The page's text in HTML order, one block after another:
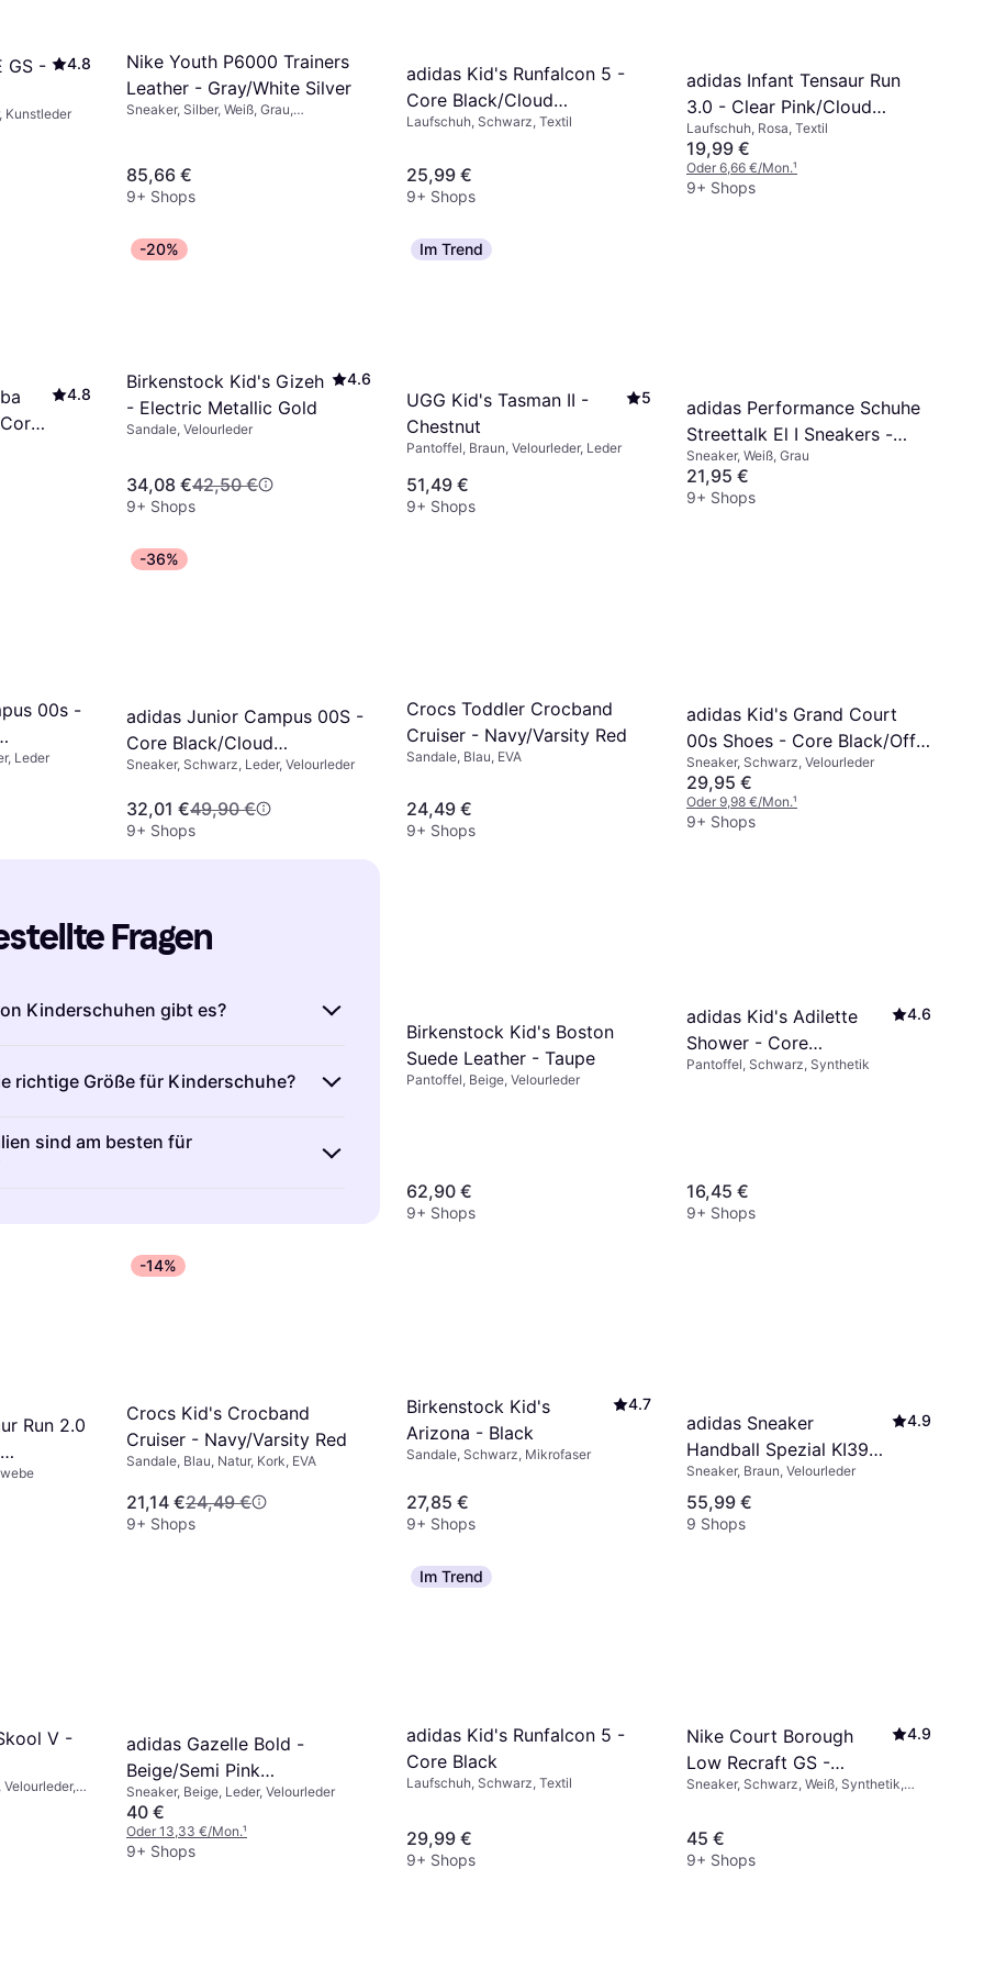
GS -
4.8
Kunstleder
Nike Youth P6000 Trainers
Leather - Gray/White Silver
Sneaker, Silber, Weiß, Grau,
85,66 €
9+ Shops
adidas Kid's Runfalcon 5 -
Core Black/Cloud
White/Cloud White
Laufschuh, Schwarz, Textil
25,99 €
9+ Shops
adidas Infant Tensaur Run
3.0 - Clear Pink/Cloud
White/Pulse Magenta
Laufschuh, Rosa, Textil
19,99 €
Oder 6,66 €/Mon.¹
9+ Shops
4.8
-20%
Birkenstock Kid's Gizeh
- Electric Metallic Gold
4.6
Sandale, Velourleder
34,08 €42,50 €
9+ Shops
Im Trend
UGG Kid's Tasman II -
Chestnut
5
Pantoffel, Braun, Velourleder, Leder
51,49 €
9+ Shops
adidas Performance Schuhe
Streettalk El I Sneakers -
Blanc
Sneaker, Weiß, Grau
21,95 €
9+ Shops
00s -
Leder
-36%
adidas Junior Campus 00S -
Core Black/Cloud
White/Cloud White
Sneaker, Schwarz, Leder, Velourleder
32,01 €49,90 €
9+ Shops
Crocs Toddler Crocband
Cruiser - Navy/Varsity Red
Sandale, Blau, EVA
24,49 €
9+ Shops
adidas Kid's Grand Court
00s Shoes - Core Black/Off
White/Gum
Sneaker, Schwarz, Velourleder
29,95 €
Oder 9,98 €/Mon.¹
9+ Shops
Birkenstock Kid's Boston
Suede Leather - Taupe
Pantoffel, Beige, Velourleder
62,90 €
9+ Shops
adidas Kid's Adilette
Shower - Core
Black/Cloud White/Core
4.6
Pantoffel, Schwarz, Synthetik
16,45 €
9+ Shops
Run 2.0
-14%
Crocs Kid's Crocband
Cruiser - Navy/Varsity Red
Sandale, Blau, Natur, Kork, EVA
21,14 €24,49 €
9+ Shops
Birkenstock Kid's
Arizona - Black
4.7
Sandale, Schwarz, Mikrofaser
27,85 €
9+ Shops
adidas Sneaker
Handball Spezial KI3943
- Grau
4.9
Sneaker, Braun, Velourleder
55,99 €
9 Shops
V -
adidas Gazelle Bold -
Beige/Semi Pink
Spark/Cream White
Sneaker, Beige, Leder, Velourleder
40 €
Oder 13,33 €/Mon.¹
9+ Shops
Im Trend
adidas Kid's Runfalcon 5 -
Core Black
Laufschuh, Schwarz, Textil
29,99 €
9+ Shops
Nike Court Borough
Low Recraft GS -
White/Black
4.9
Sneaker, Schwarz, Weiß, Synthetik,
45 €
9+ Shops
Fragen
Kinderschuhen gibt es?
Sie umfassen verschiedene Typen
Stiefel und Hausschuhe. Wichtig
Schuh für die jeweilige
auswählst. Achte auf
und Unterstützung für die Füße
richtige Größe für Kinderschuhe?
in verschiedenen Größen erhältlich,
der Kinderfüße gerecht zu werden.
Kindes regelmäßig und vergleiche
ein Daumenbreit Platz bleibt.
sind am besten für
langlebig, während synthetische